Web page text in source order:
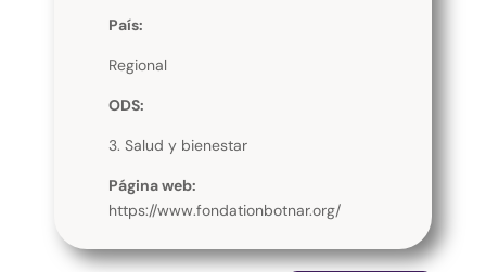
País:
Regional
ODS:
3. Salud y bienestar
Página web:
https://www.fondationbotnar.org/